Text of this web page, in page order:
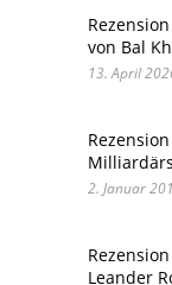
von Bal
13. April
2. Januar
Leander